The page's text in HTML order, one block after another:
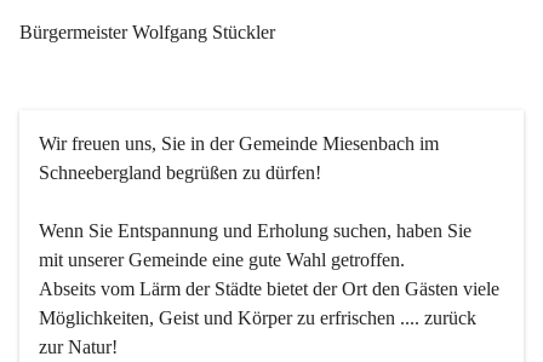
Bürgermeister Wolfgang Stückler
Wir freuen uns, Sie in der Gemeinde Miesenbach im
Schneebergland begrüßen zu dürfen!
Wenn Sie Entspannung und Erholung suchen, haben Sie
mit unserer Gemeinde eine gute Wahl getroffen.
Abseits vom Lärm der Städte bietet der Ort den Gästen viele
Möglichkeiten, Geist und Körper zu erfrischen .... zurück
zur Natur!